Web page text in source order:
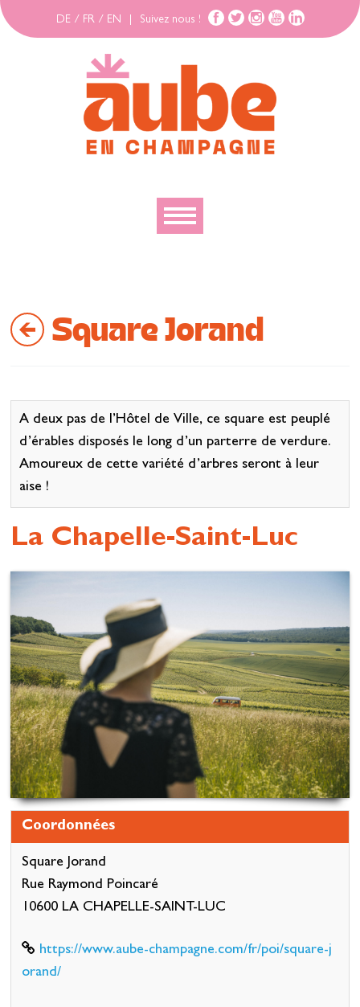
DE / FR / EN Suivez nous !
Bouger
S’inspirer
Square Jorand
A deux pas de l’Hôtel de Ville, ce square est peuplé
d’érables disposés le long d’un parterre de verdure.
Amoureux de cette variété d’arbres seront à leur
aise !
La Chapelle-Saint-Luc
Coordonnées
Square Jorand
Rue Raymond Poincaré
10600 LA CHAPELLE-SAINT-LUC
https://www.aube-champagne.com/fr/poi/square-j
orand/